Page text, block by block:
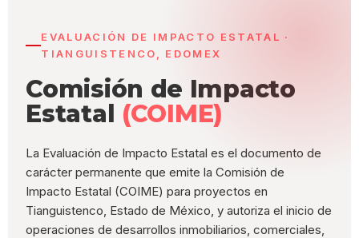
EVALUACIÓN DE IMPACTO ESTATAL ·
TIANGUISTENCO, EDOMEX
Comisión de Impacto
Estatal (COIME)
La Evaluación de Impacto Estatal es el documento de
carácter permanente que emite la Comisión de
Impacto Estatal (COIME) para proyectos en
Tianguistenco, Estado de México, y autoriza el inicio de
operaciones de desarrollos inmobiliarios, comerciales,